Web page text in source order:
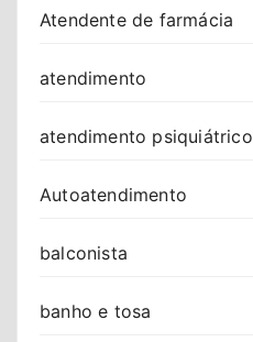
Atendente de farmácia
atendimento
atendimento psiquiátrico
Autoatendimento
balconista
banho e tosa